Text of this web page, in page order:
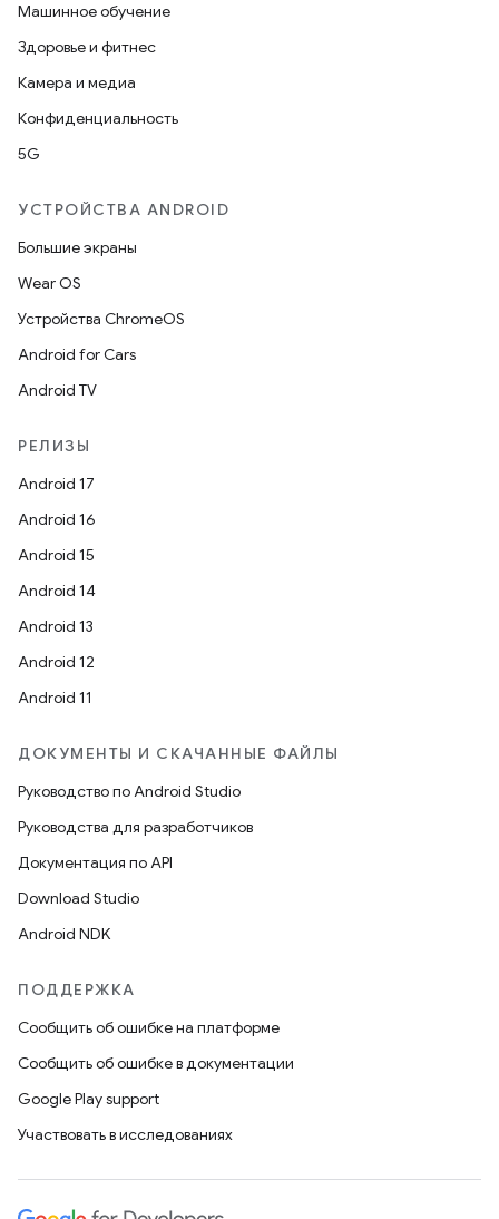
Машинное обучение
Здоровье и фитнес
Камера и медиа
Конфиденциальность
5G
УСТРОЙСТВА ANDROID
Большие экраны
Wear OS
Устройства ChromeOS
Android for Cars
Android TV
РЕЛИЗЫ
Android 17
Android 16
Android 15
Android 14
Android 13
Android 12
Android 11
ДОКУМЕНТЫ И СКАЧАННЫЕ ФАЙЛЫ
Руководство по Android Studio
Руководства для разработчиков
Документация по API
Download Studio
Android NDK
ПОДДЕРЖКА
Сообщить об ошибке на платформе
Сообщить об ошибке в документации
Google Play support
Участвовать в исследованиях